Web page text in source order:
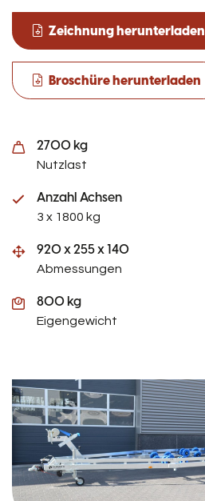
Zeichnung herunterladen
Broschüre herunterladen
2700 kg
Nutzlast
Anzahl Achsen
3 x 1800 kg
920 x 255 x 140
Abmessungen
800 kg
Eigengewicht